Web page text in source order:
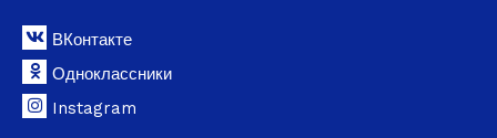
ВКонтакте
Одноклассники
Instagram